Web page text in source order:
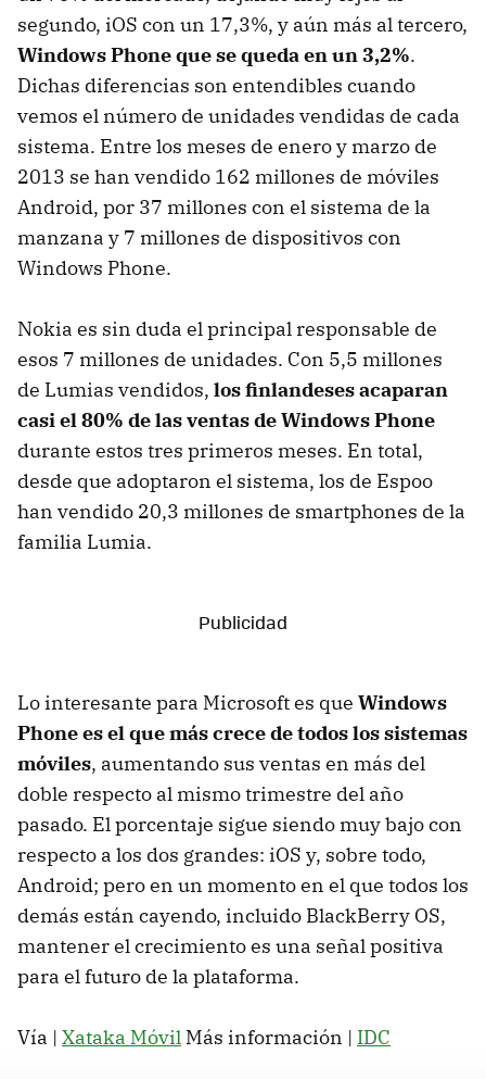
segundo, iOS con un 17,3%, y aún más al tercero,
Windows Phone que se queda en un 3,2%.
Dichas diferencias son entendibles cuando
vemos el número de unidades vendidas de cada
sistema. Entre los meses de enero y marzo de
2013 se han vendido 162 millones de móviles
Android, por 37 millones con el sistema de la
manzana y 7 millones de dispositivos con
Windows Phone.
Nokia es sin duda el principal responsable de
esos 7 millones de unidades. Con 5,5 millones
de Lumias vendidos, los finlandeses acaparan
casi el 80% de las ventas de Windows Phone
durante estos tres primeros meses. En total,
desde que adoptaron el sistema, los de Espoo
han vendido 20,3 millones de smartphones de la
familia Lumia.
Lo interesante para Microsoft es que Windows
Phone es el que más crece de todos los sistemas
móviles, aumentando sus ventas en más del
doble respecto al mismo trimestre del año
pasado. El porcentaje sigue siendo muy bajo con
respecto a los dos grandes: iOS y, sobre todo,
Android; pero en un momento en el que todos los
demás están cayendo, incluido BlackBerry OS,
mantener el crecimiento es una señal positiva
para el futuro de la plataforma.
Vía | Xataka Móvil Más información | IDC